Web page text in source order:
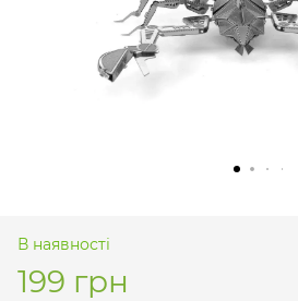
В наявності
199 грн